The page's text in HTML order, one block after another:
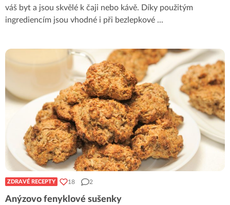
váš byt a jsou skvělé k čaji nebo kávě. Díky použitým
ingrediencím jsou vhodné i při bezlepkové ...
ZDRAVÉ RECEPTY 18 2
Anýzovo fenyklové sušenky